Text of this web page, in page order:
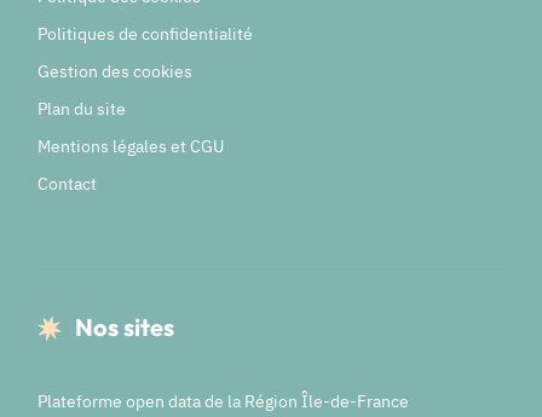
Politiques de confidentialité
Gestion des cookies
Plan du site
Mentions légales et CGU
Contact
Nos sites
Plateforme open data de la Région Île-de-France